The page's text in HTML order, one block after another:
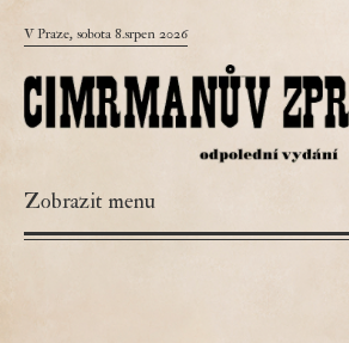
V Praze, sobota 8.srpen 2026
Zobrazit menu